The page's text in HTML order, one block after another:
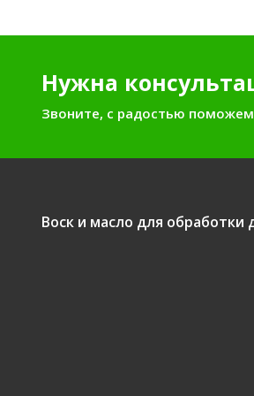
Нужна
Звоните, с радостью
Воск и масло для обработки